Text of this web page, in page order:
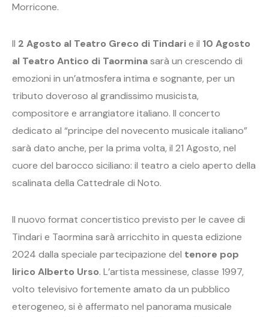
Morricone.
Il 2 Agosto al Teatro Greco di Tindarie il 10 Agosto
al Teatro Antico di Taorminasarà un crescendo di
emozioni in un’atmosfera intima e sognante, per un
tributo doveroso al grandissimo musicista,
compositore e arrangiatore italiano. Il concerto
dedicato al “principe del novecento musicale italiano”
sarà dato anche, per la prima volta, il 21 Agosto, nel
cuore del barocco siciliano: il teatro a cielo aperto della
scalinata della Cattedrale di Noto.
Il nuovo format concertistico previsto per le cavee di
Tindari e Taormina sarà arricchito in questa edizione
2024 dalla speciale partecipazione del tenore pop
lirico Alberto Urso. L’artista messinese, classe 1997,
volto televisivo fortemente amato da un pubblico
eterogeneo, si è affermato nel panorama musicale